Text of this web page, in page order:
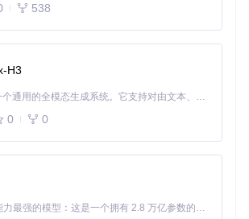
biliTickerBuy
的discussions板块 • 许可证信息：LICENSE
题
？会泄露我的账号信息吗？
538
H3
MiniMax H3 是一个通用的全模态生成系统。它支持对由文本、图像、视频和音频组成的多模态上下文进行统一理解，并能生成分辨率高达 2K、时长可达 15 秒的带原生立体声音频的视频。得益于面向任务泛化的系统设计，H3 在预训练阶段就已具备广泛的多模态上下文理解与生成能力，能够出色地执行复杂的多模态指令。
0 0
Kimi K3 是Kimi能力最强的模型：这是一个拥有 2.8 万亿参数的混合专家（MoE）模型，具备原生视觉理解能力，并支持 100 万 token 的上下文窗口。